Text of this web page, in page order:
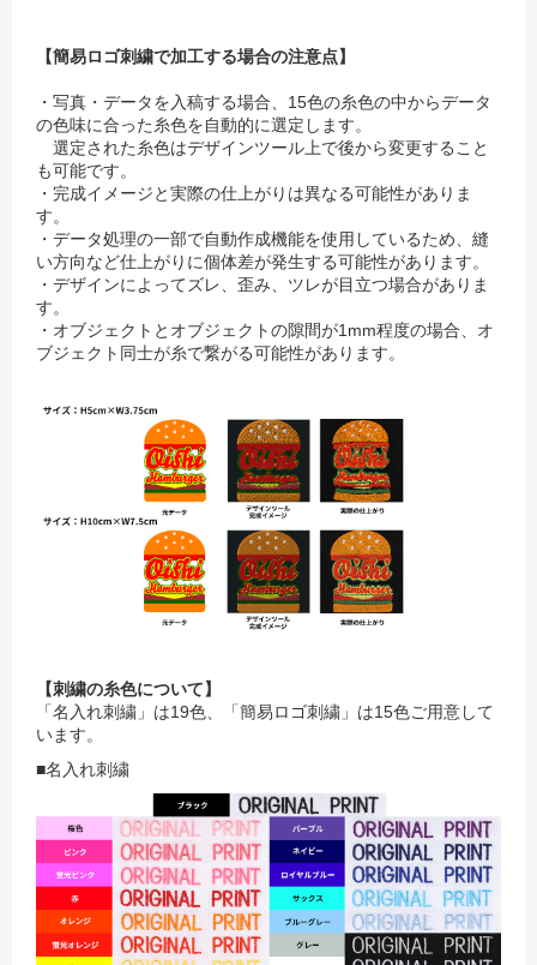
【簡易ロゴ刺繍で加工する場合の注意点】
・写真・データを入稿する場合、15色の糸色の中からデータ
の色味に合った糸色を自動的に選定します。
選定された糸色はデザインツール上で後から変更すること
も可能です。
・完成イメージと実際の仕上がりは異なる可能性がありま
す。
・データ処理の一部で自動作成機能を使用しているため、縫
い方向など仕上がりに個体差が発生する可能性があります。
・デザインによってズレ、歪み、ツレが目立つ場合がありま
す。
・オブジェクトとオブジェクトの隙間が1mm程度の場合、オ
ブジェクト同士が糸で繋がる可能性があります。
【刺繍の糸色について】
「名入れ刺繍」は19色、「簡易ロゴ刺繍」は15色ご用意して
います。
■名入れ刺繍